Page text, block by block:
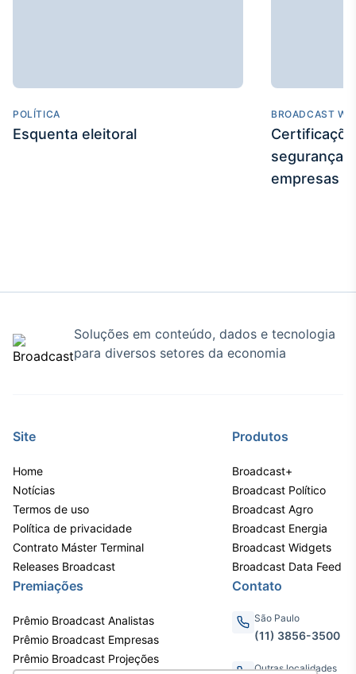
POLÍTICA
Esquenta eleitoral
BROADCAST
segurança
empresas
Soluções em conteúdo, dados e tecnologia
para diversos setores da economia
Site
Home
Notícias
Termos de uso
Política de privacidade
Contrato Máster Terminal
Releases Broadcast
Produtos
Broadcast+
Broadcast Político
Broadcast Agro
Broadcast Energia
Broadcast Widgets
Broadcast Data Feed
Premiações
Prêmio Broadcast Analistas
Prêmio Broadcast Empresas
Prêmio Broadcast Projeções
Contato
São Paulo
(11) 3856-3500
Outras localidades